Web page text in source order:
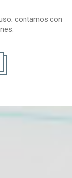
contamos con